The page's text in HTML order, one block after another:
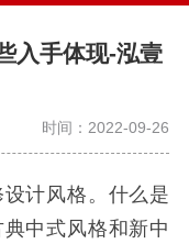
入手体现-泓壹
时间：2022-09-26
计风格。什么是
中式风格和新中